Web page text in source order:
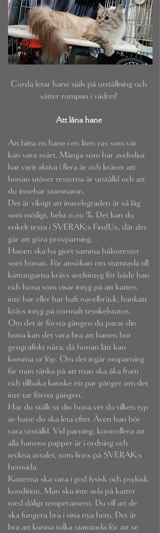
Corda letar hane själv på utställning och
sätter rumpan i vädret!
Att låna hane
Att hitta en hane i en liten ras som vår
kan vara svårt. Många som har avelsdjur
har varit aktiva i flera år och kräver att
honan utöver testerna är utställd och att
du innehar stamnamn.
Det är viktigt att inavelsgraden är så låg
som möjligt, helst o,oo %. Det kan du
enkelt testa i SVERAK:s FindUs, där det
går att göra provparning.
Hanen ska ha gjort samma hälsotester
som honan. För ansökan om stamtavla till
kattungarna krävs avelsintyg för både han
och hona som visar intyg på att katten
inte har eller har haft navelbråck, hankatt
krävs intyg på normalt testikelstatus.
Om det är första gången du parar din
hona kan det vara bra att hanen bor
geografiskt nära, då honan lätt kan
komma ur löp. Om det ingår omparning
får man tänka på att man ska åka fram
och tillbaka kanske ett par gånger om det
inte tar första gången.
Har du ställt ut din hona vet du vilken typ
av hane du ska leta efter. Även han bör
vara utställd. Vid parning, kontrollera att
alla hanens papper är i ordning och
teckna avtalet, som finns på SVERAK:s
hemsida.
Katterna ska vara i god fysisk och psykisk
kondition. Man ska inte avla på katter
med dåligt temperament. Du vill att de
ska fungera bra i sina nya hem. Det är
bra att kunna tolka stamtavla för att se